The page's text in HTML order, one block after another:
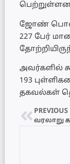
ஜோண்
227 பேர்
அவர்களில்
193
தகவல்கள்
PREVIOUS